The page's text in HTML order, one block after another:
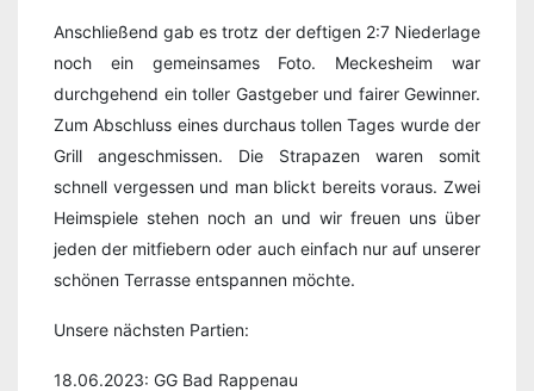
Anschließend gab es trotz der deftigen 2:7 Niederlage
noch ein gemeinsames Foto. Meckesheim war
durchgehend ein toller Gastgeber und fairer Gewinner.
Zum Abschluss eines durchaus tollen Tages wurde der
Grill angeschmissen. Die Strapazen waren somit
schnell vergessen und man blickt bereits voraus. Zwei
Heimspiele stehen noch an und wir freuen uns über
jeden der mitfiebern oder auch einfach nur auf unserer
schönen Terrasse entspannen möchte.
Unsere nächsten Partien:
18.06.2023: GG Bad Rappenau